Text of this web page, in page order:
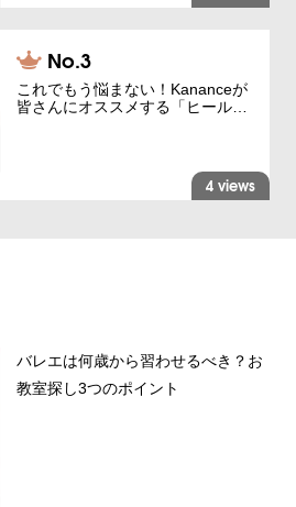
これでもう悩まない！Kananceが
皆さんにオススメする「ヒール…
4 views
バレエは何歳から習わせるべき？お
教室探し3つのポイント